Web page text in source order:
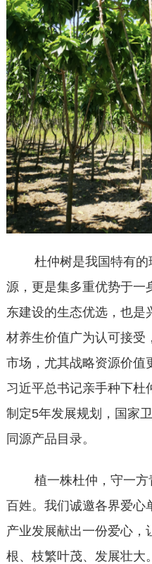
杜仲树是我国特有
源，更是集多重优势于一
东建设的生态优选，也是
材养生价值广为认可接受
市场，尤其战略资源价值
习近平总书记亲手种下杜
制定5年发展规划， 国家
同源产品目录。
植一株杜仲，守一
百姓。我们诚邀各界爱心
产业发展献出一份爱心，
根、枝繁叶茂、发展壮大。